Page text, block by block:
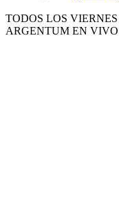
TODOS LOS
ARGENTUM EN VIVO